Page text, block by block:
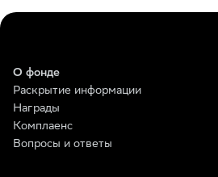
О фонде
Раскрытие информации
Награды
Комплаенс
Вопросы и ответы